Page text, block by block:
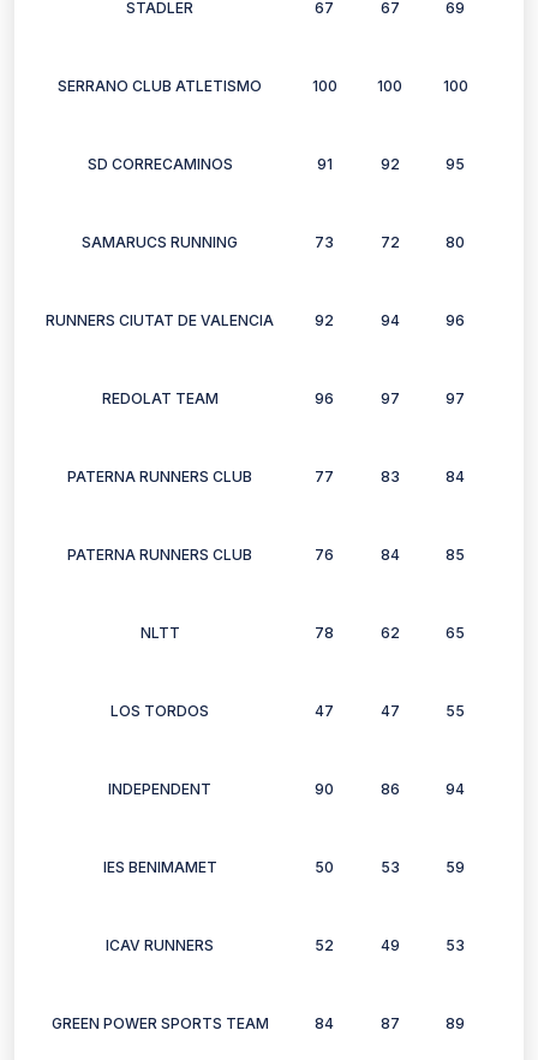
STADLER 67 67 69
SERRANO CLUB ATLETISMO 100 100 100
SD CORRECAMINOS 91 92 95
SAMARUCS RUNNING 73 72 80
RUNNERS CIUTAT DE VALENCIA 92 94 96
REDOLAT TEAM 96 97 97
PATERNA RUNNERS CLUB 77 83 84
PATERNA RUNNERS CLUB 76 84 85
NLTT 78 62 65
LOS TORDOS 47 47 55
INDEPENDENT 90 86 94
IES BENIMAMET 50 53 59
ICAV RUNNERS 52 49 53
GREEN POWER SPORTS TEAM 84 87 89